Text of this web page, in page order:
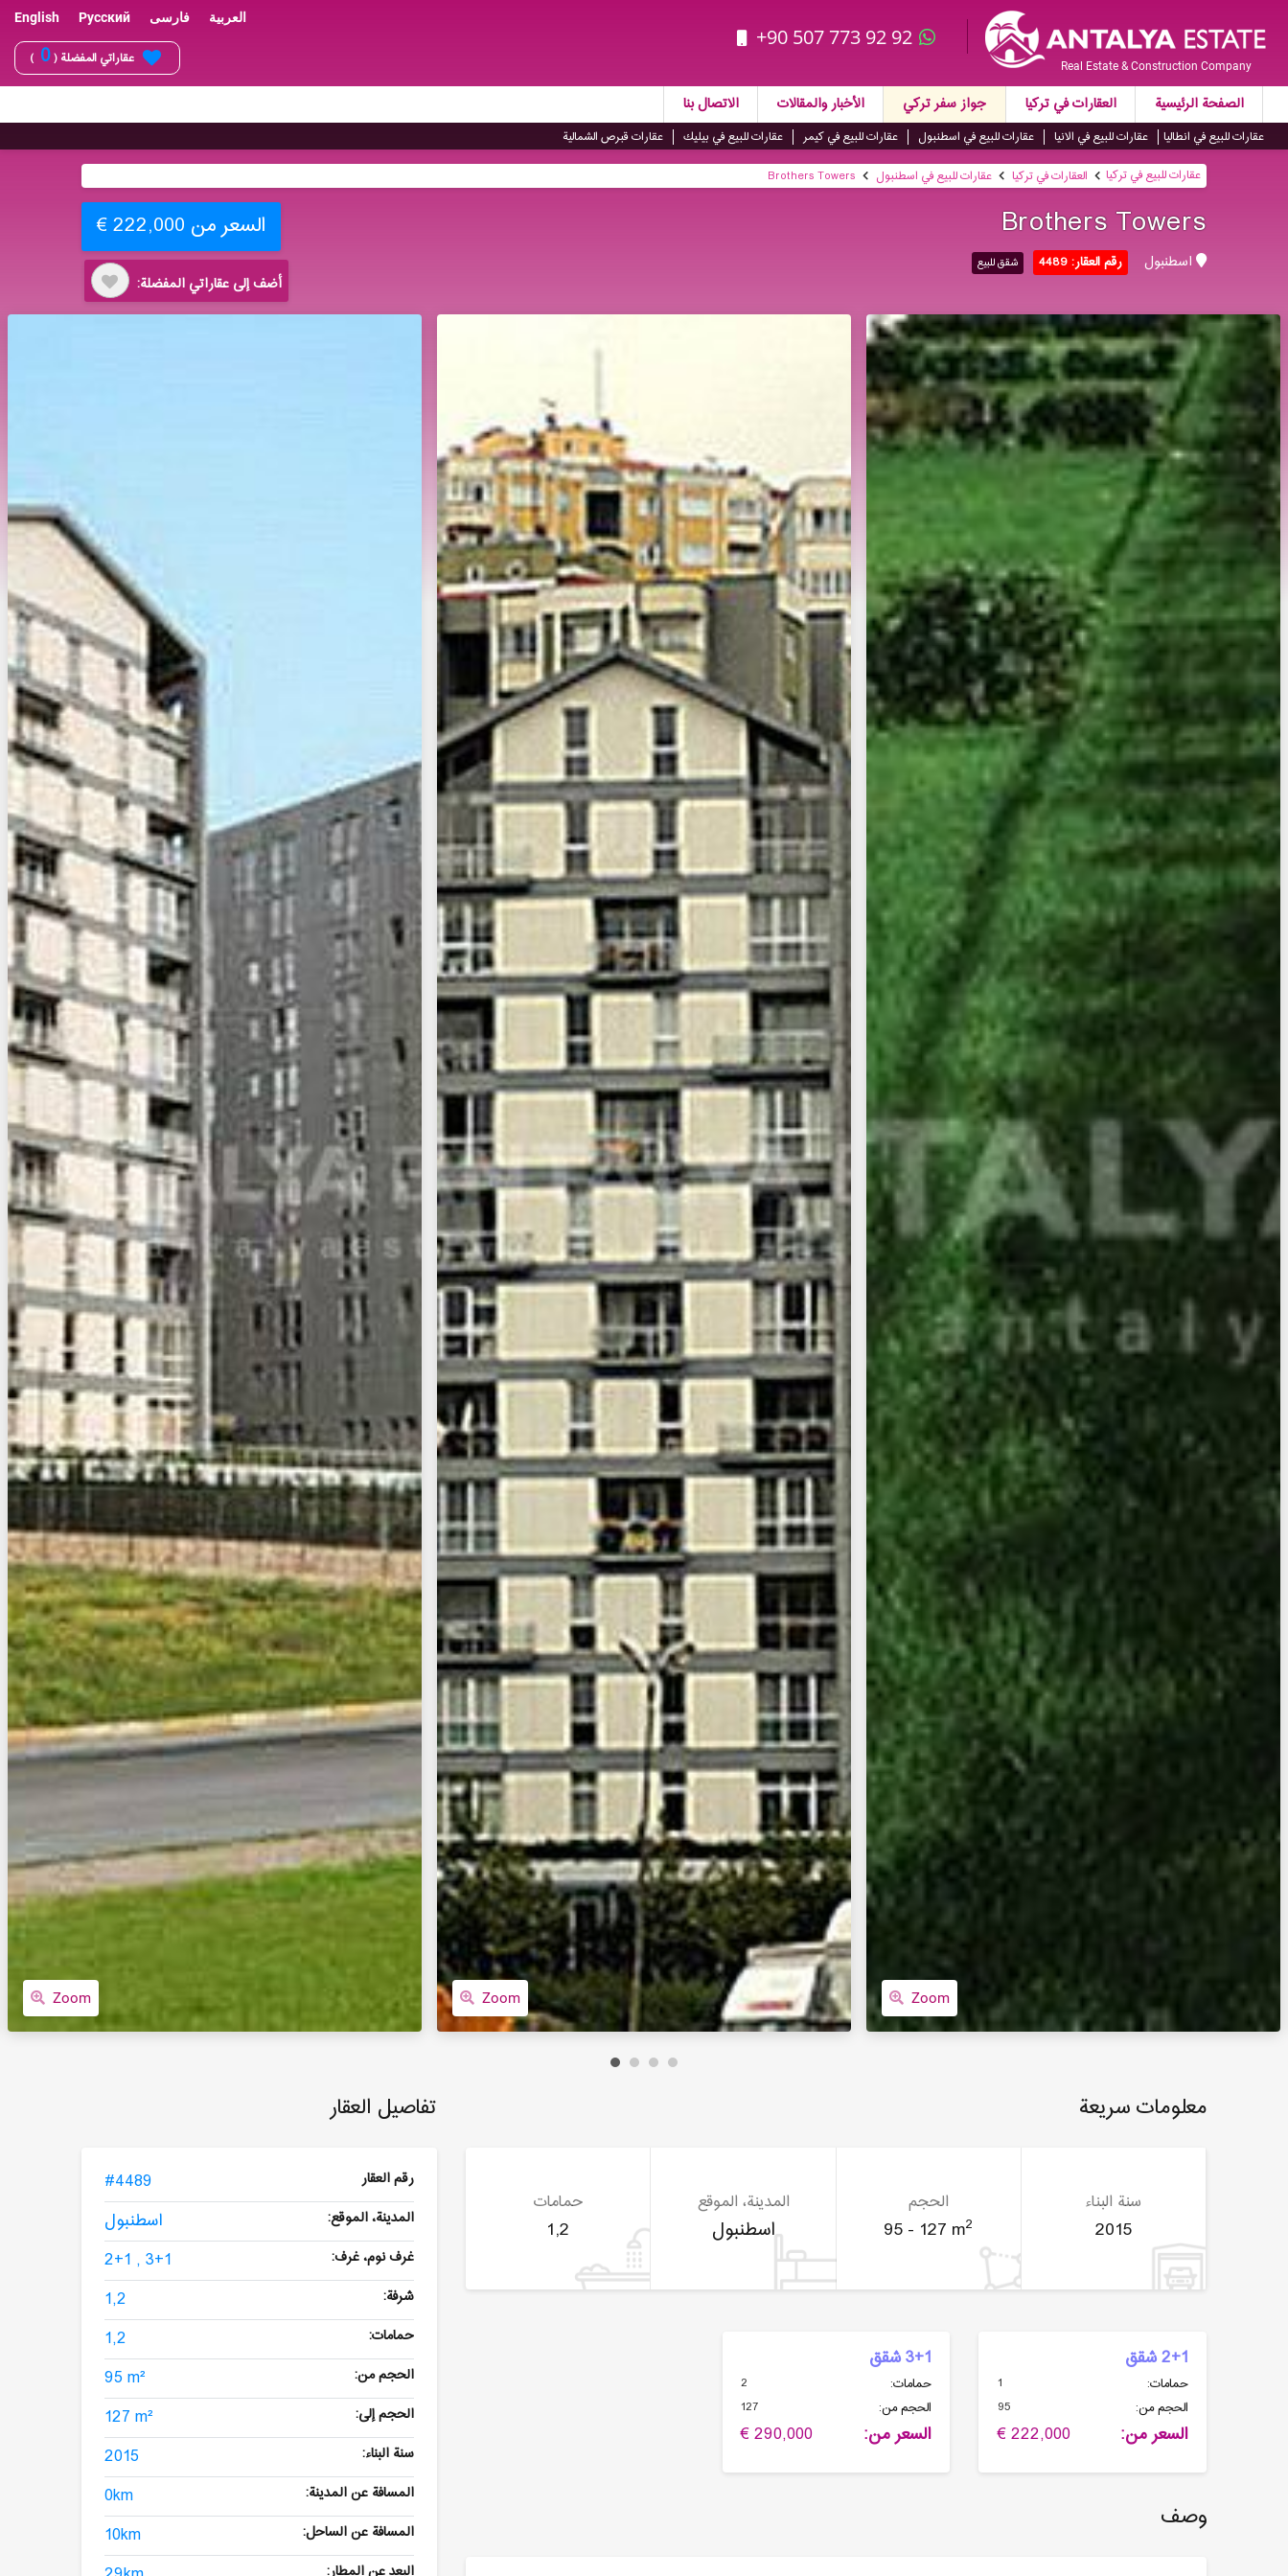
Real Estate & Construction Company
+90 507 773 92 92
English Русский فارسی العربية
عقاراتي المفضلة (0
)
الصفحة الرئيسية العقارات في تركيا جواز سفر تركي الأخبار والمقالات الاتصال بنا
عقارات للبيع في انطاليا عقارات للبيع في الانيا عقارات للبيع في اسطنبول عقارات للبيع في كيمر عقارات للبيع في بيليك
عقارات قبرص الشمالية
عقارات للبيع في تركيا
العقارات في تركيا عقارات للبيع في اسطنبول Brothers Towers
Brothers Towers
اسطنبول رقم العقار: 4489 شقق للبيع
السعر من 222,000 €
أضف إلى عقاراتي المفضلة:
Zoom Zoom Zoom
تفاصيل العقار
رقم العقار #4489
المدينة، الموقع: اسطنبول
غرف نوم، غرف: 2+1 , 3+1
شرفة: 1,2
حمامات: 1,2
الحجم من: 95 m²
الحجم إلى: 127 m²
سنة البناء: 2015
المسافة عن المدينة: 0km
المسافة عن الساحل: 10km
معلومات سريعة
حمامات
1,2
المدينة، الموقع
اسطنبول
الحجم
95 - 127 m2
سنة البناء
2015
2+1 شقق
حمامات:
1
الحجم من:
95
السعر من: 222,000 €
3+1 شقق
حمامات:
2
الحجم من:
127
السعر من: 290,000 €
وصف